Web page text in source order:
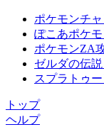
ポケモンチ
ぽこあポケ
ポケモンZA
ゼルダの伝
スプラトゥ
トップ
ヘルプ